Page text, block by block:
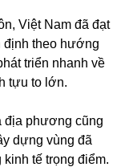
Việt Nam đã đạt
định theo hướng
triển nhanh về
tựu to lớn.
địa phương cũng
dựng vùng đã
tế trọng điểm.